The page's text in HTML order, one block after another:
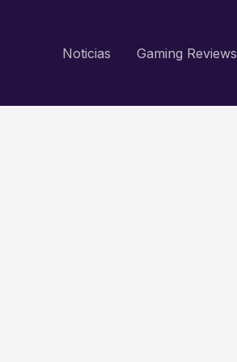
Noticias Gaming Reviews